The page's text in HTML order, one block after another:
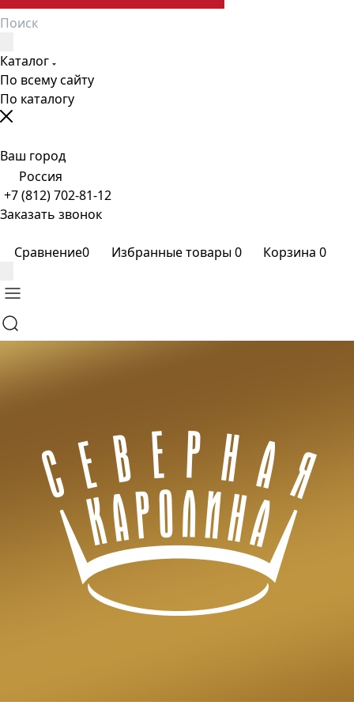
Каталог
По всему сайту
По каталогу
Ваш город
Россия
+7 (812) 702-81-12
Заказать звонок
Сравнение0 Избранные товары0 Корзина 0